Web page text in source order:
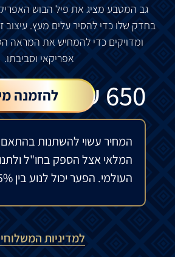
גב המטבע מציג את פיל הבוש
בחדק שלו כדי להסירעלים מעץ. עיצוב
ומדויקים כדי להמחיש את המראה
אפריקאי וסביבתו.
650
₪ להזמנה
המחיר עשוי להשתנות בהתאם
המלאי אצל הספק בחו"ל
העולמי. הפער יכול לנוע בין 15% ל-35%.
למדיניות